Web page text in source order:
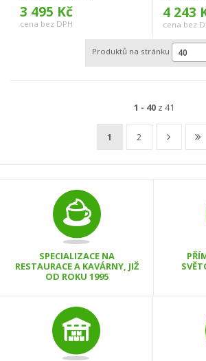
3 495 Kč
cena bez DPH
4 243
cena bez
Produktů na stránku 40
1 - 40z 41
1 2
SPECIALIZACE NA
RESTAURACE A KAVÁRNY, JIŽ
OD ROKU 1995